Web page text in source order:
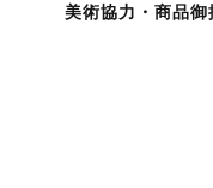
美術協力・商品御